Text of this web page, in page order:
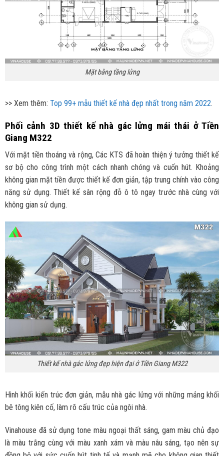
Mặt bằng tầng lửng
>> Xem thêm: Top 99+ mẫu thiết kế nhà đẹp nhất trong năm 2022.
Phối cảnh 3D thiết kế nhà gác lửng mái thái ở Tiền
Giang M322
Với mặt tiền thoáng và rộng, Các KTS đã hoàn thiện ý tưởng thiết kế
sơ bộ cho công trình một cách nhanh chóng và cuốn hút. Khoảng
không gian mặt tiền được thiết kế đơn giản, tập trung chính vào công
năng sử dụng. Thiết kế sân rộng đỗ ô tô ngay trước nhà cùng với
không gian sử dụng.
Thiết kế nhà gác lửng đẹp hiện đại ở Tiền Giang M322
Hình khối kiến trúc đơn giản, mẫu nhà gác lửng với những mảng khối
bê tông kiên cố, làm rõ cấu trúc của ngôi nhà.
Vinahouse đã sử dụng tone màu ngoại thất sáng, gam màu chủ đạo
là màu trắng cùng với màu xanh xám và màu nâu sáng, tạo nên sự